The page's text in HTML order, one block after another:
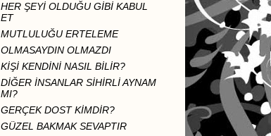
HER ŞEYİ OLDUĞU GİBİ KABUL
ET
MUTLULUĞU ERTELEME
OLMASAYDIN OLMAZDI
KİŞİ KENDİNİ NASIL BİLİR?
DİĞER İNSANLAR SİHİRLİ AYNAM
MI?
GERÇEK DOST KİMDİR?
GÜZEL BAKMAK SEVAPTIR